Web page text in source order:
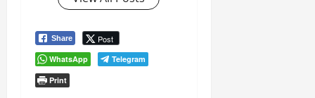
Share Post
WhatsApp
Telegram
Print